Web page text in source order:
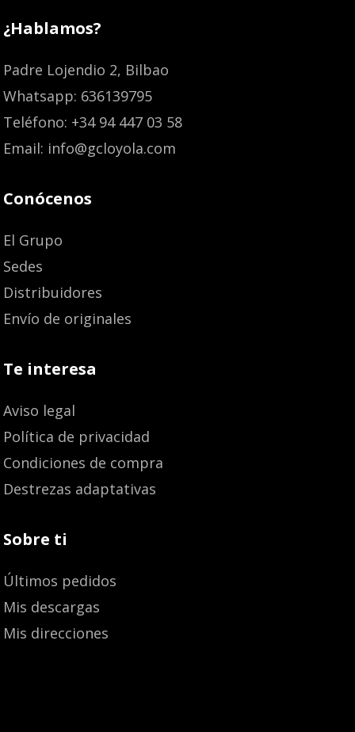
¿Hablamos?
Padre Lojendio 2, Bilbao
Whatsapp: 636139795
Teléfono: +34 94 447 03 58
Email: info@gcloyola.com
Conócenos
El Grupo
Sedes
Distribuidores
Envío de originales
Te interesa
Aviso legal
Política de privacidad
Condiciones de compra
Destrezas adaptativas
Sobre ti
Últimos pedidos
Mis descargas
Mis direcciones